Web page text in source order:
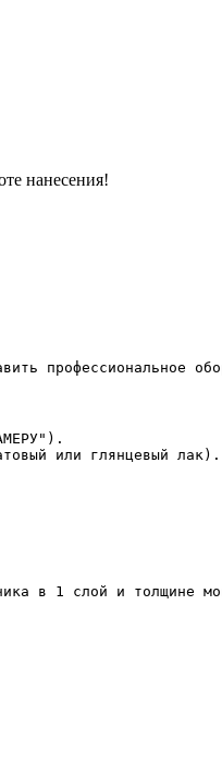
нанесения!
профессиональное
или глянцевый лак).
в 1 слой и толщине